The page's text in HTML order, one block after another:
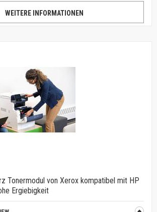
WEITERE INFORMATIONEN
Tonermodul von Xerox kompatibel mit HP
Ergiebigkeit